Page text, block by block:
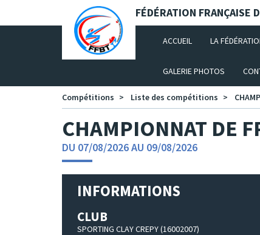
Panneau de gestion des cookies FÉDÉRATION FRANÇAISE
ACCUEIL (CURRENT)
LA
GALERIE PHOTOS
Compétitions Liste des compétitions
CHAMPIONNAT DE
DU 07/08/2026 AU 09/08/2026
INFORMATIONS
CLUB
SPORTING CLAY CREPY (16002007)